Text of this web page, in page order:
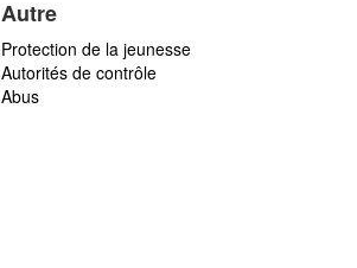
Autre
Protection de la jeunesse
Autorités de contrôle
Abus